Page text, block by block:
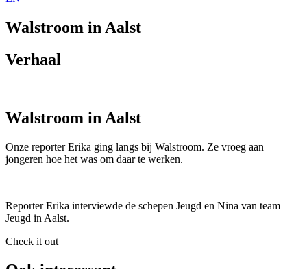
Walstroom in Aalst
Verhaal
Walstroom in Aalst
Onze reporter Erika ging langs bij Walstroom. Ze vroeg aan
jongeren hoe het was om daar te werken.
Reporter Erika interviewde de schepen Jeugd en Nina van team
Jeugd in Aalst.
Check it out